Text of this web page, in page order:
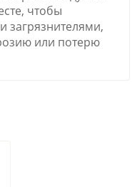
чтобы
загрязнителями,
или потерю